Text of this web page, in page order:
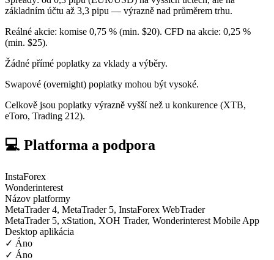
základním účtu až 3,3 pipu — výrazně nad průměrem trhu.
Reálné akcie: komise 0,75 % (min. $20). CFD na akcie: 0,25 %
(min. $25).
Žádné přímé poplatky za vklady a výběry.
Swapové (overnight) poplatky mohou být vysoké.
Celkově jsou poplatky výrazně vyšší než u konkurence (XTB,
eToro, Trading 212).
💻 Platforma a podpora
InstaForex
Wonderinterest
Názov platformy
MetaTrader 4, MetaTrader 5, InstaForex WebTrader
MetaTrader 5, xStation, XOH Trader, Wonderinterest Mobile App
Desktop aplikácia
✓ Áno
✓ Áno